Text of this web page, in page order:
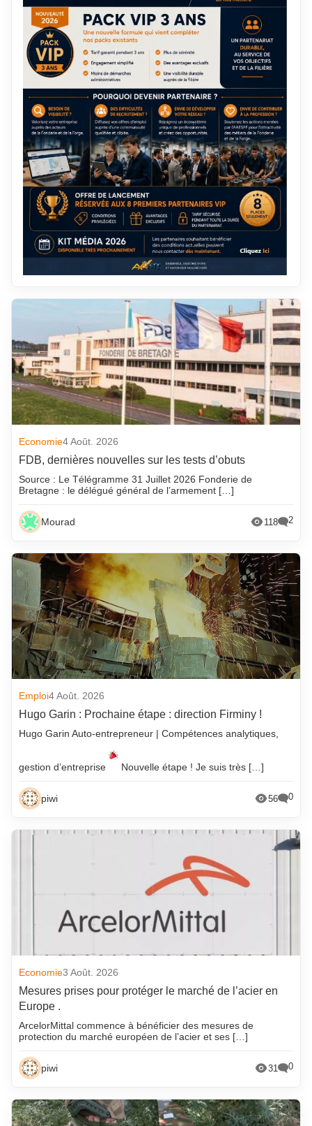
Economie4 Août. 2026
FDB, dernières nouvelles sur les tests d’obuts
Source : Le Télégramme 31 Juillet 2026 Fonderie de
Bretagne : le délégué général de l’armement […]
Mourad 118 2
Emploi4 Août. 2026
Hugo Garin : Prochaine étape : direction Firminy !
Hugo Garin Auto-entrepreneur | Compétences analytiques,
gestion d’entreprise Nouvelle étape ! Je suis très […]
piwi 56 0
Economie3 Août. 2026
Mesures prises pour protéger le marché de l’acier en
Europe .
ArcelorMittal commence à bénéficier des mesures de
protection du marché européen de l’acier et ses […]
piwi 31 0